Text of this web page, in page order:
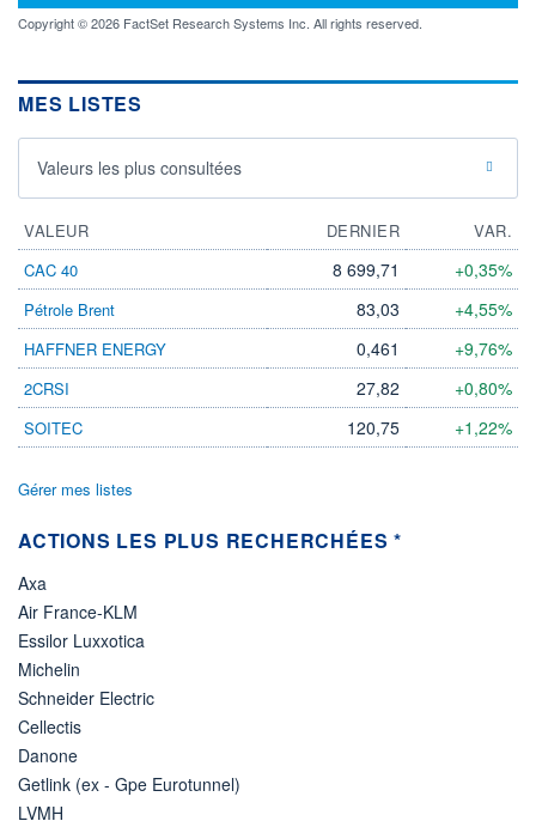
ESTIMÉ 2026
-
2026
-
ÉCHANGE
25.06.26 / 20:07:43
ÉLIGIBILITÉ
Non éligible
Boursobank
+ PORTEFEUILLE + LISTE
Copyright © 2026 FactSet Research Systems Inc. All rights reserved.
MES LISTES
Valeurs les plus consultées
VALEUR DERNIER
VAR.
CAC 40
8 699,71 +0,35%
Pétrole Brent 83,03 +4,55%
HAFFNER ENERGY 0,461 +9,76%
2CRSI 27,82 +0,80%
SOITEC 120,75 +1,22%
Gérer mes listes
ACTIONS LES PLUS RECHERCHÉES *
Axa
Air France-KLM
Essilor Luxxotica
Michelin
Schneider Electric
Cellectis
Danone
Getlink (ex - Gpe Eurotunnel)
LVMH